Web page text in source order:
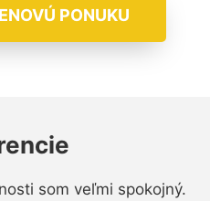
PONUKU
som veľmi spokojný.